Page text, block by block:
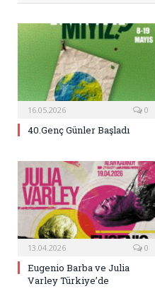
16.05.2026 0
40.Genç Günler Başladı
13.04.2026 0
Eugenio Barba ve Julia
Varley Türkiye’de